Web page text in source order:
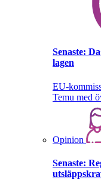
Senaste:
lagen
EU-
Temu med
Opinion
Senaste: